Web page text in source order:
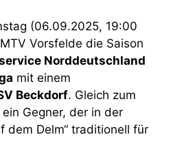
(06.09.2025, 19:00
Vorsfelde die Saison
Norddeutschland
mit einem
Beckdorf. Gleich zum
Gegner, der in der
dem Delm“ traditionell für